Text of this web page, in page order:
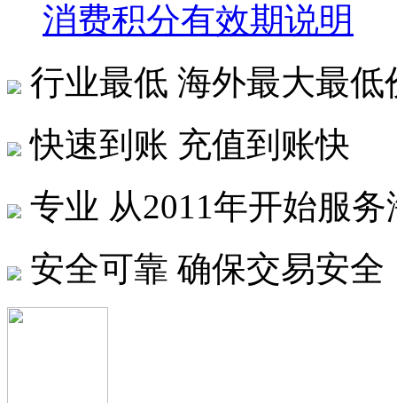
消费积分有效期说明
行业最低 海外最大最低
快速到账 充值到账快
专业 从2011年开始服
安全可靠 确保交易安全